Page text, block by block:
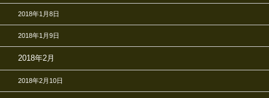
2018年1月8日
2018年1月9日
2018年2月
2018年2月10日